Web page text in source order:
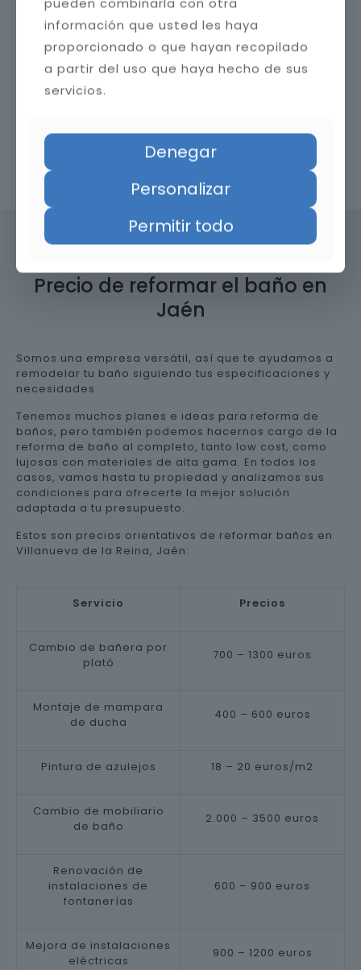
Precio de reformar el baño en
Jaén
Somos una empresa versátil, así que te ayudamos a
remodelar tu baño siguiendo tus especificaciones y
necesidades.
Tenemos muchos planes e ideas para reforma de
baños, pero también podemos hacernos cargo de la
reforma de baño al completo, tanto low cost, como
lujosas con materiales de alta gama. En todos los
casos, vamos hasta tu propiedad y analizamos sus
condiciones para ofrecerte la mejor solución
adaptada a tu presupuesto.
Estos son precios orientativos de reformar baños en
Villanueva de la Reina, Jaén:
Servicio Precios
Cambio de bañera por
plató
700 – 1300 euros
Montaje de mampara
de ducha
400 – 600 euros
Pintura de azulejos 18 – 20 euros/m2
Cambio de mobiliario
de baño
2.000 – 3500 euros
Renovación de
instalaciones de
fontanerías
600 – 900 euros
Mejora de instalaciones
eléctricas
900 – 1200 euros
información que usted les haya
proporcionado o que hayan recopilado
a partir del uso que haya hecho de sus
servicios.
Denegar
Personalizar
Permitir todo